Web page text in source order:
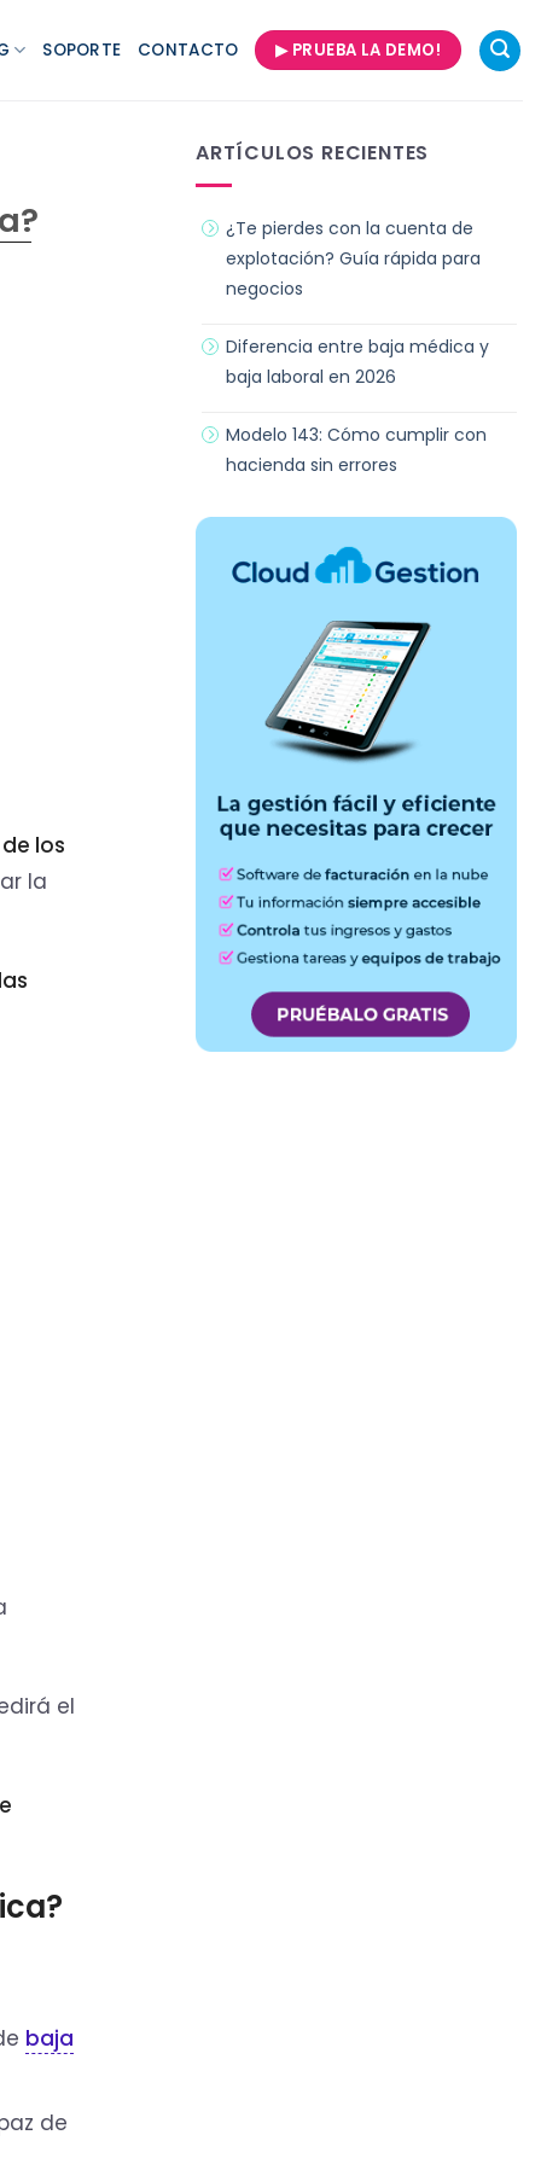
SOPORTE CONTACTO ▶ PRUEBA LA DEMO!
los
la
el
baja
de
ARTÍCULOS RECIENTES
¿Te pierdes con la cuenta de
explotación? Guía rápida para
negocios
Diferencia entre baja médica y
baja laboral en 2026
Modelo 143: Cómo cumplir con
hacienda sin errores